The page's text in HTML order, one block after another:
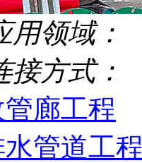
用领域：
接方式：
廊工程
管道工程